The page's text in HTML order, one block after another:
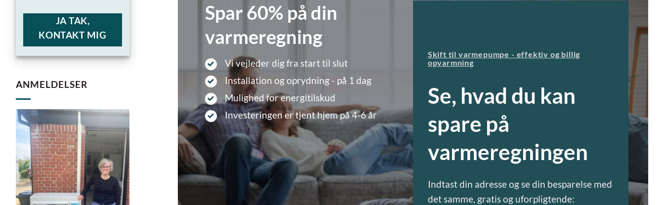
JA TAK,
KONTAKT MIG
ANMELDELSER
Spar 60% på din
varmeregning
Vi vejleder dig fra start til slut
Installation og oprydning - på 1 dag
Mulighed for energitilskud
Investeringen er tjent hjem på 4-6 år
Skift til varmepumpe - effektiv og billig
opvarmning
Se, hvad du kan
spare på
varmeregningen
Indtast din adresse og se din besparelse med
det samme, gratis og uforpligtende: